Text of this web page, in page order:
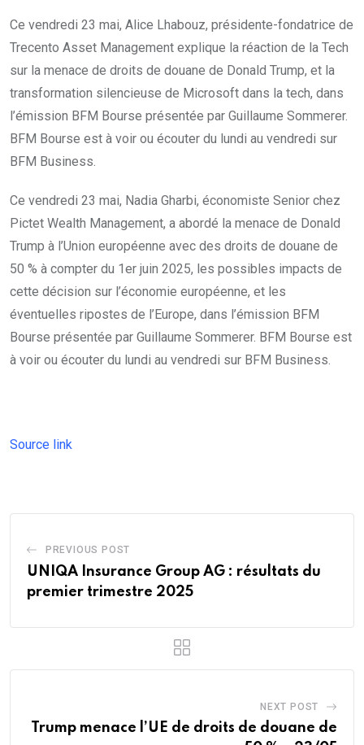
Ce vendredi 23 mai, Alice Lhabouz, présidente-fondatrice de
Trecento Asset Management explique la réaction de la Tech
sur la menace de droits de douane de Donald Trump, et la
transformation silencieuse de Microsoft dans la tech, dans
l’émission BFM Bourse présentée par Guillaume Sommerer.
BFM Bourse est à voir ou écouter du lundi au vendredi sur
BFM Business.
Ce vendredi 23 mai, Nadia Gharbi, économiste Senior chez
Pictet Wealth Management, a abordé la menace de Donald
Trump à l’Union européenne avec des droits de douane de
50 % à compter du 1er juin 2025, les possibles impacts de
cette décision sur l’économie européenne, et les
éventuelles ripostes de l’Europe, dans l’émission BFM
Bourse présentée par Guillaume Sommerer. BFM Bourse est
à voir ou écouter du lundi au vendredi sur BFM Business.
Source link
PREVIOUS POST
UNIQA Insurance Group AG : résultats du
premier trimestre 2025
NEXT POST
Trump menace l’UE de droits de douane de